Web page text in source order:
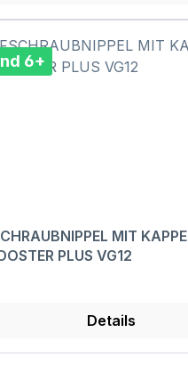
6+
MIT KAPPE
PLUS VG12
Details